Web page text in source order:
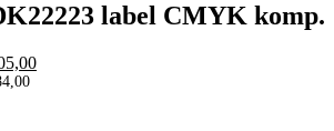
label CMYK komp.
Den